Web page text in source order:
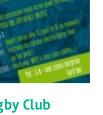
Club